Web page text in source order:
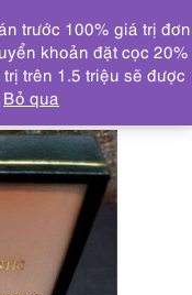
DANH MỤC
tự nhiên-Natural
trước 100% giá trị đơn
khoản đặt cọc 20%
trên 1.5 triệu sẽ được
Bỏ qua